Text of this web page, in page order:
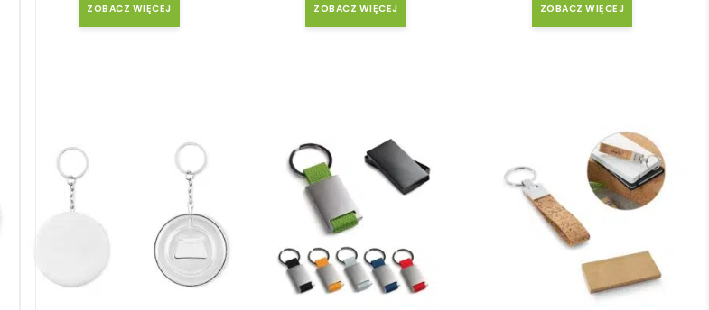
ZOBACZ WIĘCEJ ZOBACZ WIĘCEJ ZOBACZ WIĘCEJ